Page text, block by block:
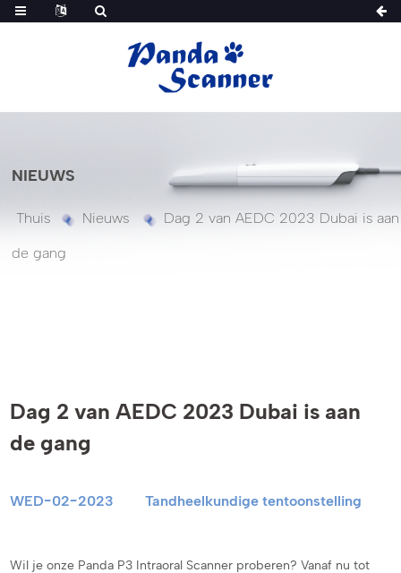
NIEUWS
Thuis Nieuws Dag 2 van AEDC 2023 Dubai is aan
de gang
Dag 2 van AEDC 2023 Dubai is aan
de gang
WED-02-2023 Tandheelkundige tentoonstelling
Wil je onze Panda P3 Intraoral Scanner proberen? Vanaf nu tot